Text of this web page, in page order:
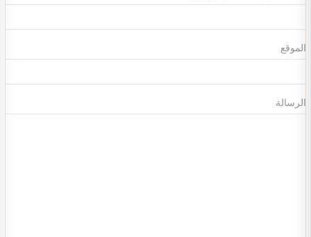
الموقع
الرسالة